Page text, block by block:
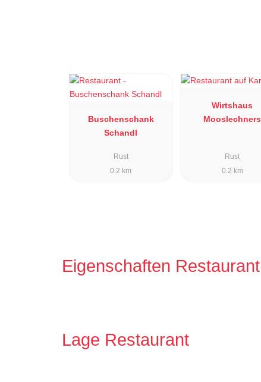
Buschenschank
Schandl
Rust
0.2 km
Wirtshaus
Mooslechners
Rust
0.2 km
Eigenschaften Restaurant
Lage Restaurant